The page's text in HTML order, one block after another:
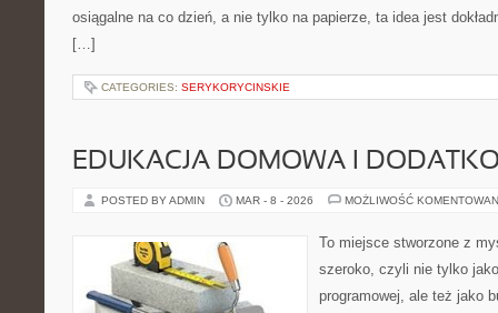
osiągalne na co dzień, a nie tylko na papierze, ta idea jest
[…]
CATEGORIES: SERYKORYCINSKIE
EDUKACJA DOMOWA I
POSTED BY ADMIN MAR - 8 - 2026 MOŻLIWOŚĆ
To miejsce stworzone z
szeroko, czyli nie tylko
programowej, ale też jako